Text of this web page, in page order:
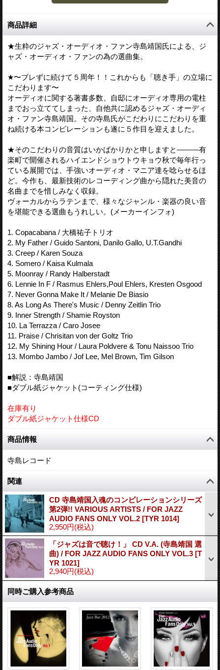
商品詳細
★生粋のジャズ・オーディオ・ファン寺島靖国氏による、ジ
ャズ・オーディオ・ファンの為の選曲集。
★〜ブレずに続けて５周年！！これからも「聴き手」の立場に
こだわります〜
オーディオに関する著書多数、自邸にオーディオ専用の電柱
までおっ立ててしまった、自他共に認めるジャズ・オーディ
オ・ファン寺島靖国。その寺島氏がこだわりにこだわりを重
ね続ける本コンピレーションも遂に５作目を迎えました。
★そのこだわりの音質はいかばかりかと申しますと―――有
楽町で開催されるハイエンドショウトウキョウ秋で毎年行っ
ている展開では、手強いオーディオ・マニア達を唸らせるほ
ど。今作も、最新技術のレコーディング曲から隠れた美音の
名曲までを惜しみなく収録。
ヴォーカルからラテンまで、様々なジャンル・楽器の良い音
を堪能できる選曲もうれしい。(メーカーインフォ)
1. Copacabana / 大橋祐子トリオ
2. My Father / Guido Santoni, Danilo Gallo, U.T.Gandhi
3. Creep / Karen Souza
4. Somero / Kaisa Kulmala
5. Moonray / Randy Halberstadt
6. Lennie In F / Rasmus Ehlers,Poul Ehlers, Kresten Osgood
7. Never Gonna Make It / Melanie De Biasio
8. As Long As There's Music / Denny Zeitlin Trio
9. Inner Strength / Shamie Royston
10. La Terrazza / Caro Josee
11. Praise / Chrisitan von der Goltz Trio
12. My Shining Hour / Laura Poldvere & Tonu Naissoo Trio
13. Mombo Jambo / Jof Lee, Mel Brown, Tim Gilson
■解説：寺島靖国
■ダブル紙ジャケット(コーティング仕様)
在庫有り
ダブル紙ジャケット仕様CD
商品情報
寺島レコード
関連
CD 寺島靖国入魂のコンピレーションシリーズ
第2弾!! VARIOUS ARTISTS / FOR JAZZ
AUDIO FANS ONLY VOL.2 [TYR 1014]
2,950円(税込)
「ジャズは音で聴け！」 CD V.A. (寺島靖国 選
曲) / FOR JAZZ AUDIO FANS ONLY VOL.3 [T
YR 1021]
2,940円(税込)
同時ご購入参考商品